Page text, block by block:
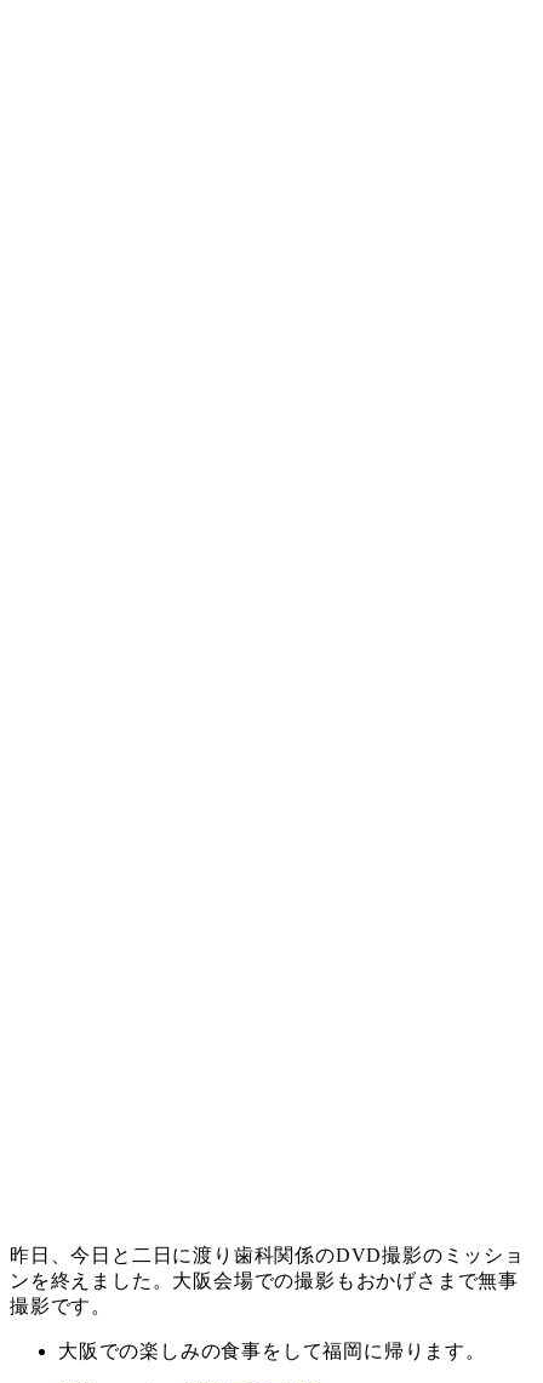
昨日、今日と二日に渡り歯科関係のDVD撮影のミッショ
ンを終えました。大阪会場での撮影もおかげさまで無事
撮影です。
大阪での楽しみの食事をして福岡に帰ります。